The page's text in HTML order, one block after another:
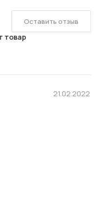
товар
21.02.2022
Оставить отзыв